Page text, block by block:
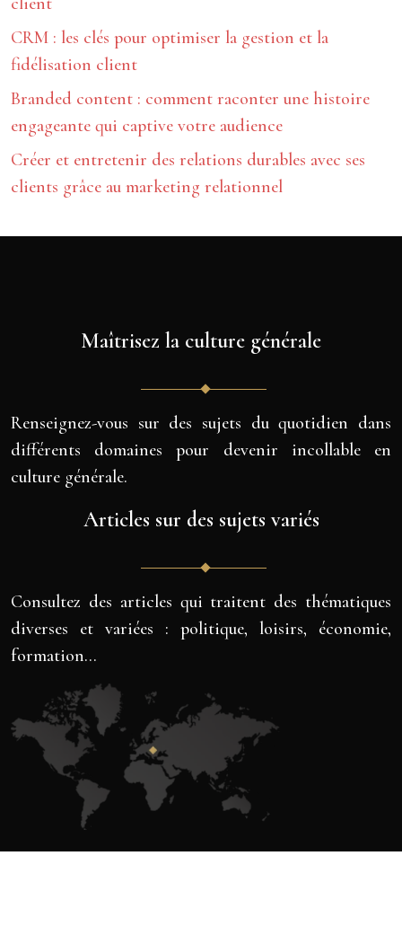
CRM : les clés pour optimiser la gestion et la
fidélisation client
Branded content : comment raconter une histoire
engageante qui captive votre audience
Créer et entretenir des relations durables avec ses
clients grâce au marketing relationnel
Maîtrisez la culture générale
Renseignez-vous sur des sujets du quotidien dans
différents domaines pour devenir incollable en
culture générale.
Articles sur des sujets variés
Consultez des articles qui traitent des thématiques
diverses et variées : politique, loisirs, économie,
formation…